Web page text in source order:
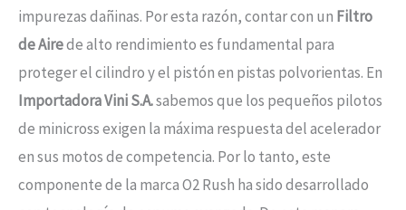
impurezas dañinas. Por esta razón, contar con un Filtro
de Airede alto rendimiento es fundamental para
proteger el cilindro y el pistón en pistas polvorientas. En
Importadora Vini S.A.sabemos que los pequeños pilotos
de minicross exigen la máxima respuesta del acelerador
en sus motos de competencia. Por lo tanto, este
componente de la marca O2 Rush ha sido desarrollado